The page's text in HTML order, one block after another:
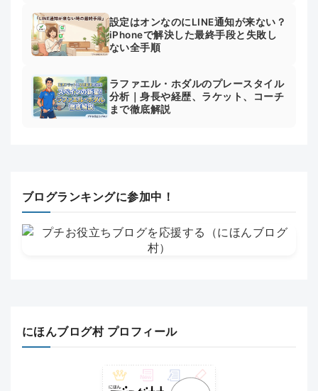
設定はオンなのにLINE通知が来ない？
iPhoneで解決した最終手段と失敗し
ない全手順
ラファエル・ホダルのプレースタイル
分析｜身長や経歴、ラケット、コーチ
まで徹底解説
ブログランキングに参加中！
にほんブログ村 プロフィール